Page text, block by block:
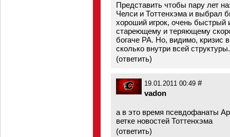
Представить чтобы пару лет
Челси и Тоттенхэма и выбрал
хороший игрок, очень быстрый
стареющему и теряющему
богаче РА. Но, видимо, кризис
сколько внутри всей структуры.
(ответить)
19.01.2011 00:49 #
vadon
а в это время псевдофанаты
ветке новостей Тоттенхэма
(ответить)